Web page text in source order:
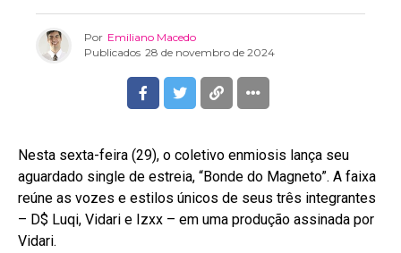
Por Emiliano Macedo
Publicados 28 de novembro de 2024
Nesta sexta-feira (29), o coletivo enmiosis lança seu
aguardado single de estreia, “Bonde do Magneto”. A faixa
reúne as vozes e estilos únicos de seus três integrantes
– D$ Luqi, Vidari e Izxx – em uma produção assinada por
Vidari.